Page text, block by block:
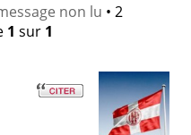
non lu • 2
1 sur 1